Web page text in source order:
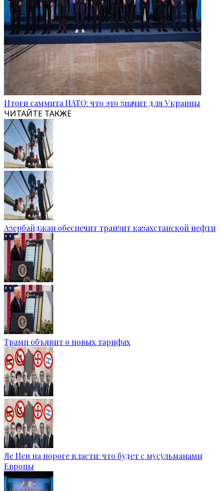
Итоги саммита НАТО: что это значит для Украины
ЧИТАЙТЕ ТАКЖЕ
Азербайджан обеспечит транзит казахстанской нефти
Трамп объявит о новых тарифах
Ле Пен на пороге власти: что будет с мусульманами
Европы